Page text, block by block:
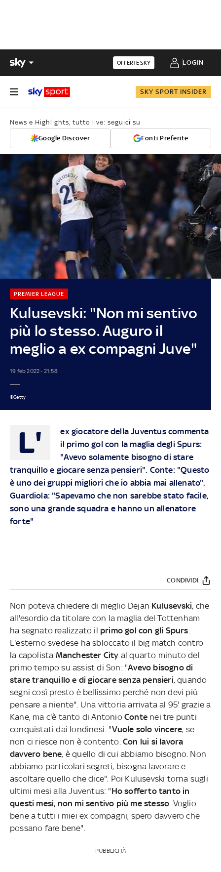
OFFERTE SKY LOGIN
SKY SPORT INSIDER
News e Highlights, tutto live: seguici su
Google Discover Fonti Preferite
Kulusevski: "Non mi sentivo
più lo stesso. Auguro il
meglio a ex compagni Juve"
PREMIER LEAGUE
19 feb 2022 - 21:58
©Getty
L'
ex giocatore della Juventus commenta
il primo gol con la maglia degli Spurs:
"Avevo solamente bisogno di stare
tranquillo e giocare senza pensieri". Conte: "Questo
è uno dei gruppi migliori che io abbia mai allenato".
Guardiola: "Sapevamo che non sarebbe stato facile,
sono una grande squadra e hanno un allenatore
forte"
CONDIVIDI
Non poteva chiedere di meglio Dejan Kulusevski, che
all'esordio da titolare con la maglia del Tottenham
ha segnato realizzato il primo gol con gli Spurs
L'esterno svedese ha sbloccato il big match contro
la capolista Manchester City al quarto minuto del
primo tempo su assist di Son: "Avevo bisogno di
stare tranquillo e di giocare senza pensieri, quando
segni così presto è bellissimo perché non devi più
pensare a niente". Una vittoria arrivata al 95' grazie a
Kane, ma c'è tanto di Antonio Conte nei tre punti
conquistati dai londinesi: "Vuole solo vincere, se
non ci riesce non è contento. Con lui si lavora
davvero bene, è quello di cui abbiamo bisogno. Non
abbiamo particolari segreti, bisogna lavorare e
ascoltare quello che dice". Poi Kulusevski torna sugli
ultimi mesi alla Juventus: "Ho sofferto tanto in
questi mesi, non mi sentivo più me stesso . Voglio
bene a tutti i miei ex compagni, spero davvero che
possano fare bene".
PUBBLICITÀ